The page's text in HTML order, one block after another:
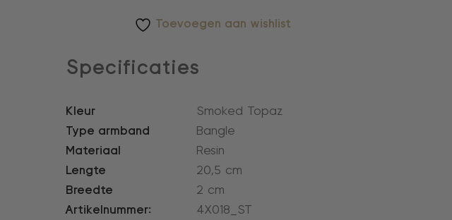
Toevoegen aan wishlist
Specificaties
Kleur
Smoked Topaz
Type armband
Bangle
Materiaal
Resin
Lengte
20,5 cm
Breedte
2 cm
Artikelnummer:
4X018_ST